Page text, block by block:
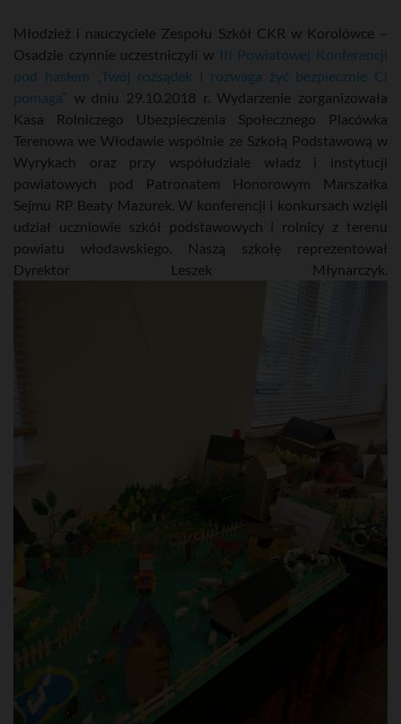
Młodzież i nauczyciele Zespołu Szkół CKR w Korolówce –
Osadzie czynnie uczestniczyli w III Powiatowej Konferencji
pod hasłem „Twój rozsądek i rozwaga żyć bezpiecznie Ci
pomaga” w dniu 29.10.2018 r. Wydarzenie zorganizowała
Kasa Rolniczego Ubezpieczenia Społecznego Placówka
Terenowa we Włodawie wspólnie ze Szkołą Podstawową w
Wyrykach oraz przy współudziale władz i instytucji
powiatowych pod Patronatem Honorowym Marszałka
Sejmu RP Beaty Mazurek. W konferencji i konkursach wzięli
udział uczniowie szkół podstawowych i rolnicy z terenu
powiatu włodawskiego. Naszą szkołę reprezentował
Dyrektor Leszek Młynarczyk.